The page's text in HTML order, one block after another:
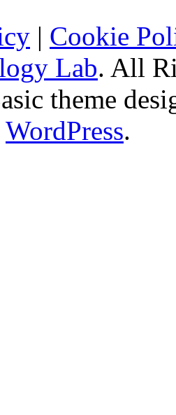
| Cookie
Lab. All
theme
WordPress.